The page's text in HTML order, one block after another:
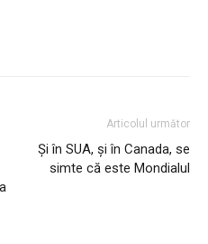
Articolul următor
Și în SUA, și în Canada, se
simte că este Mondialul